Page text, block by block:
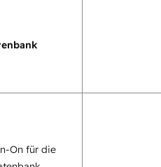
On für die